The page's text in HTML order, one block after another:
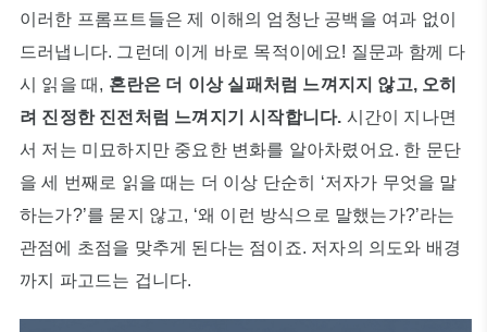
이러한 프롬프트들은 제 이해의 엄청난 공백을 여과 없이
드러냅니다. 그런데 이게 바로 목적이에요! 질문과 함께 다
시 읽을 때, 혼란은 더 이상 실패처럼 느껴지지 않고, 오히
려 진정한 진전처럼 느껴지기 시작합니다. 시간이 지나면
서 저는 미묘하지만 중요한 변화를 알아차렸어요. 한 문단
을 세 번째로 읽을 때는 더 이상 단순히 ‘저자가 무엇을 말
하는가?’를 묻지 않고, ‘왜 이런 방식으로 말했는가?’라는
관점에 초점을 맞추게 된다는 점이죠. 저자의 의도와 배경
까지 파고드는 겁니다.